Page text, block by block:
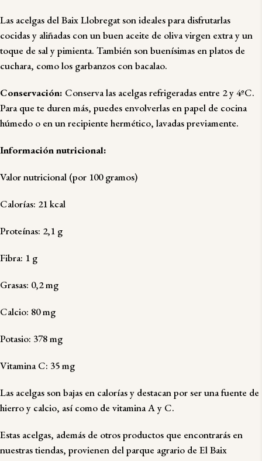
Las acelgas del Baix Llobregat son ideales para disfrutarlas
cocidas y aliñadas con un buen aceite de oliva virgen extray un
toque de sal y pimienta. También son buenísimas en platos de
cuchara, como los garbanzos con bacalao.
Conservación: Conserva las acelgas refrigeradas entre 2 y 4ºC.
Para que te duren más, puedes envolverlas en papel de cocina
húmedo o en un recipiente hermético, lavadas previamente.
Información nutricional:
Valor nutricional (por 100 gramos)
Calorías: 21 kcal
Proteínas: 2,1 g
Fibra: 1 g
Grasas: 0,2 mg
Calcio: 80 mg
Potasio: 378 mg
Vitamina C: 35 mg
Las acelgas son bajas en calorías y destacan por ser una fuente de
hierro y calcio, así como de vitamina A y C.
Estas acelgas, además de otros productos que encontrarás en
nuestras tiendas, provienen del parque agrario de El Baix